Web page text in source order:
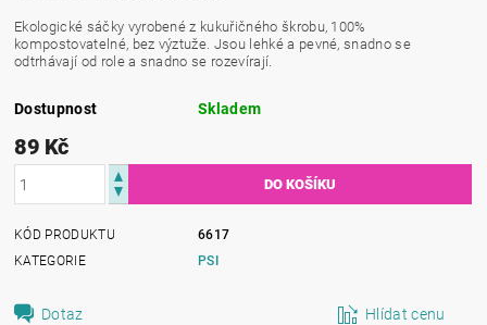
Ekologické sáčky vyrobené z kukuřičného škrobu, 100%
kompostovatelné, bez výztuže. Jsou lehké a pevné, snadno se
odtrhávají od role a snadno se rozevírají.
Dostupnost Skladem
89 Kč
KÓD PRODUKTU
6617
KATEGORIE
PSI
Dotaz Hlídat cenu